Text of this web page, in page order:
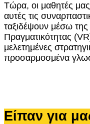
Τώρα, οι μαθητές
αυτές τις
ταξιδέψουν μέσω της
Πραγματικότητας
μελετημένες
προσαρμοσμένα
Είπαν για